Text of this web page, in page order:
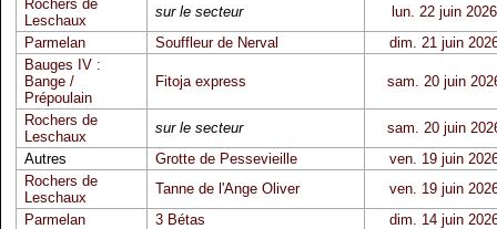
Rochers de
Leschaux
sur le secteur
lun. 22 juin 2026
Parmelan
Souffleur de Nerval
dim. 21 juin
Bauges IV :
Bange /
Prépoulain
Fitoja express sam. 20 juin
Rochers de
Leschaux
sur le secteur
sam. 20 juin
Autres
Grotte de Pessevieille
ven. 19 juin
Rochers de
Leschaux
Tanne de l'Ange Oliver
ven. 19 juin
Parmelan
3 Bétas
dim. 14 juin